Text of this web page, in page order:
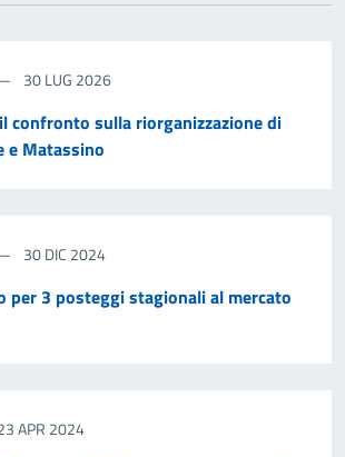
30 LUG 2026
confronto sulla riorganizzazione di
e Matassino
30 DIC 2024
per 3 posteggi stagionali al mercato
APR 2024